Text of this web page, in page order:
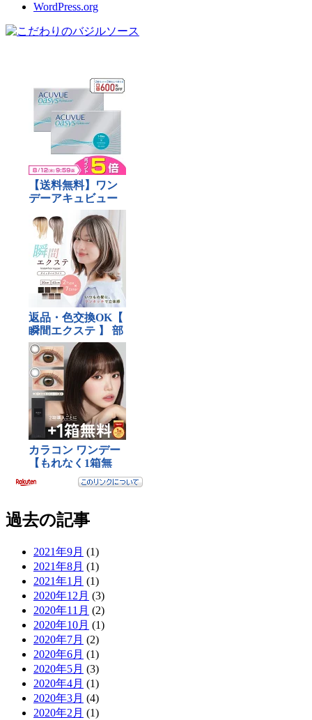
WordPress.org
過去の記事
2021年9月 (1)
2021年8月 (1)
2021年1月 (1)
2020年12月 (3)
2020年11月 (2)
2020年10月 (1)
2020年7月 (2)
2020年6月 (1)
2020年5月 (3)
2020年4月 (1)
2020年3月 (4)
2020年2月 (1)